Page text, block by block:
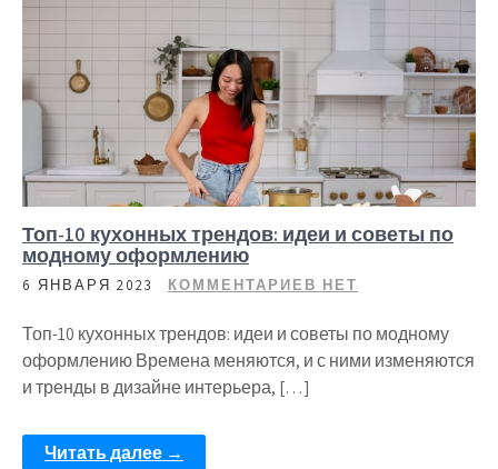
Топ-10 кухонных трендов: идеи и советы по
модному оформлению
6 ЯНВАРЯ 2023 КОММЕНТАРИЕВ НЕТ
Топ-10 кухонных трендов: идеи и советы по модному
оформлению Времена меняются, и с ними изменяются
и тренды в дизайне интерьера, […]
Читать далее →